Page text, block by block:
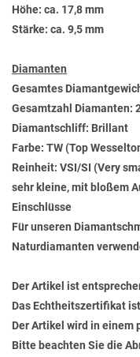
Höhe: ca. 17,8 mm
Stärke: ca. 9,5 mm
Diamanten
Gesamtes
Gesamtzahl Diamanten:
Diamantschliff: Brillant
Farbe: TW (Top
Reinheit: VSI/SI (Very
sehr kleine, mit bloßem
Einschlüsse
Für unseren
Naturdiamanten
Der Artikel ist
Das Echtheitszertifikat
Der Artikel wird in einem
Bitte beachten Sie die